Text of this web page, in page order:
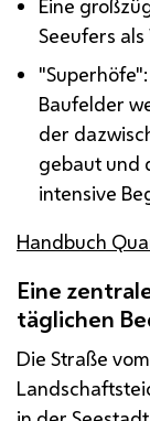
Eine
Seeufers
Baufelder
der
gebaut und
intensive
Handbuch
Eine
täglichen
Die Straße